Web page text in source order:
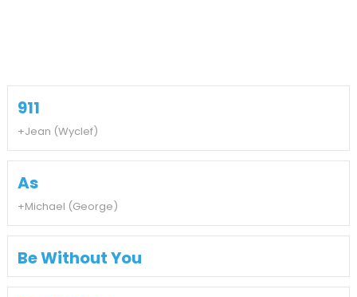
911
+Jean (Wyclef)
As
+Michael (George)
Be Without You